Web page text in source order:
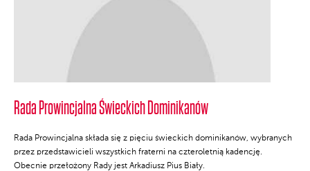
Rada Prowincjalna Świeckich Dominikanów
Rada Prowincjalna składa się z pięciu świeckich dominikanów, wybranych
przez przedstawicieli wszystkich fraterni na czteroletnią kadencję.
Obecnie przełożony Rady jest Arkadiusz Pius Biały.